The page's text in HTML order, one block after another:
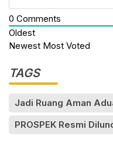
0 Comments
Oldest
Newest Most Voted
TAGS
Jadi Ruang Aman
PROSPEK Resmi